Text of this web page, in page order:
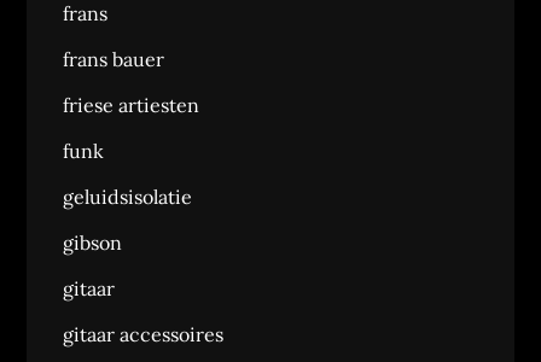
frans
frans bauer
friese artiesten
funk
geluidsisolatie
gibson
gitaar
gitaar accessoires